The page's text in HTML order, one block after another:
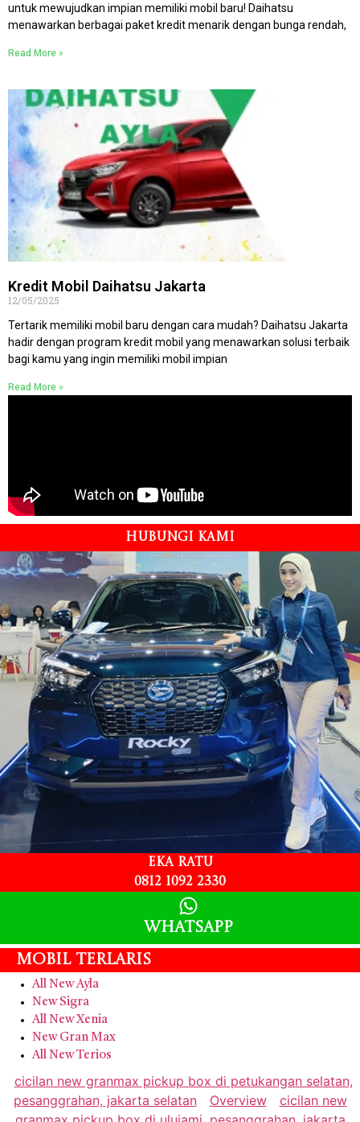
untuk mewujudkan impian memiliki mobil baru! Daihatsu
menawarkan berbagai paket kredit menarik dengan bunga rendah,
Read More »
Kredit Mobil Daihatsu Jakarta
12/05/2025
Tertarik memiliki mobil baru dengan cara mudah? Daihatsu Jakarta
hadir dengan program kredit mobil yang menawarkan solusi terbaik
bagi kamu yang ingin memiliki mobil impian
Read More »
HUBUNGI KAMI
Eka Ratu
0812 1092 2330
Whatsapp
Mobil Terlaris
All New Ayla
New Sigra
All New Xenia
New Gran Max
All New Terios
cicilan new granmax pickup box di petukangan selatan,
pesanggrahan, jakarta selatan
Overview
cicilan new